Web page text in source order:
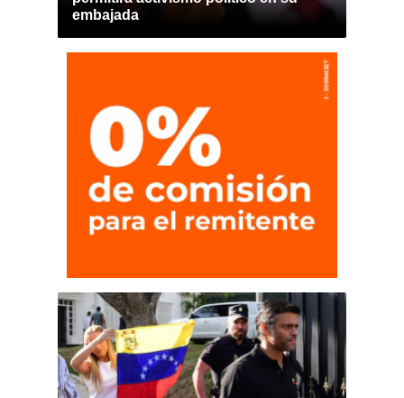
embajada